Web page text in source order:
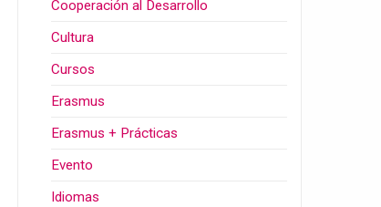
Cooperación al Desarrollo
Cultura
Cursos
Erasmus
Erasmus + Prácticas
Evento
Idiomas